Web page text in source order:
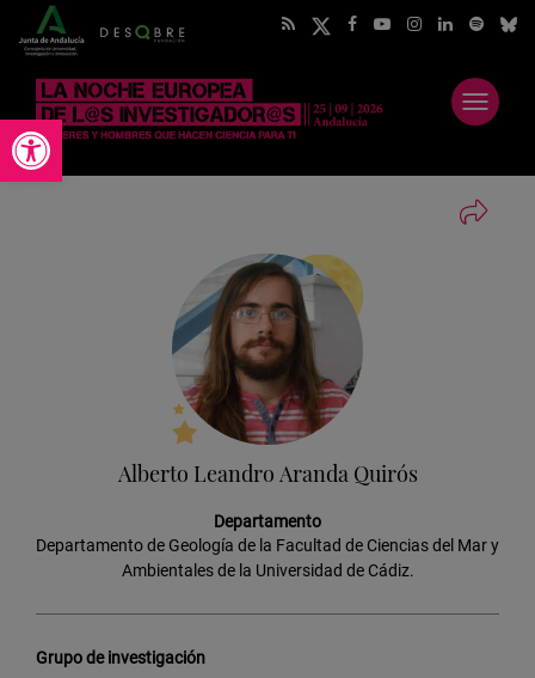
Abrir barra de herramientas
Abrir
menú
Alberto Leandro Aranda Quirós
Departamento
Departamento de Geología de la Facultad de Ciencias del Mar y
Ambientales de la Universidad de Cádiz.
Grupo de investigación